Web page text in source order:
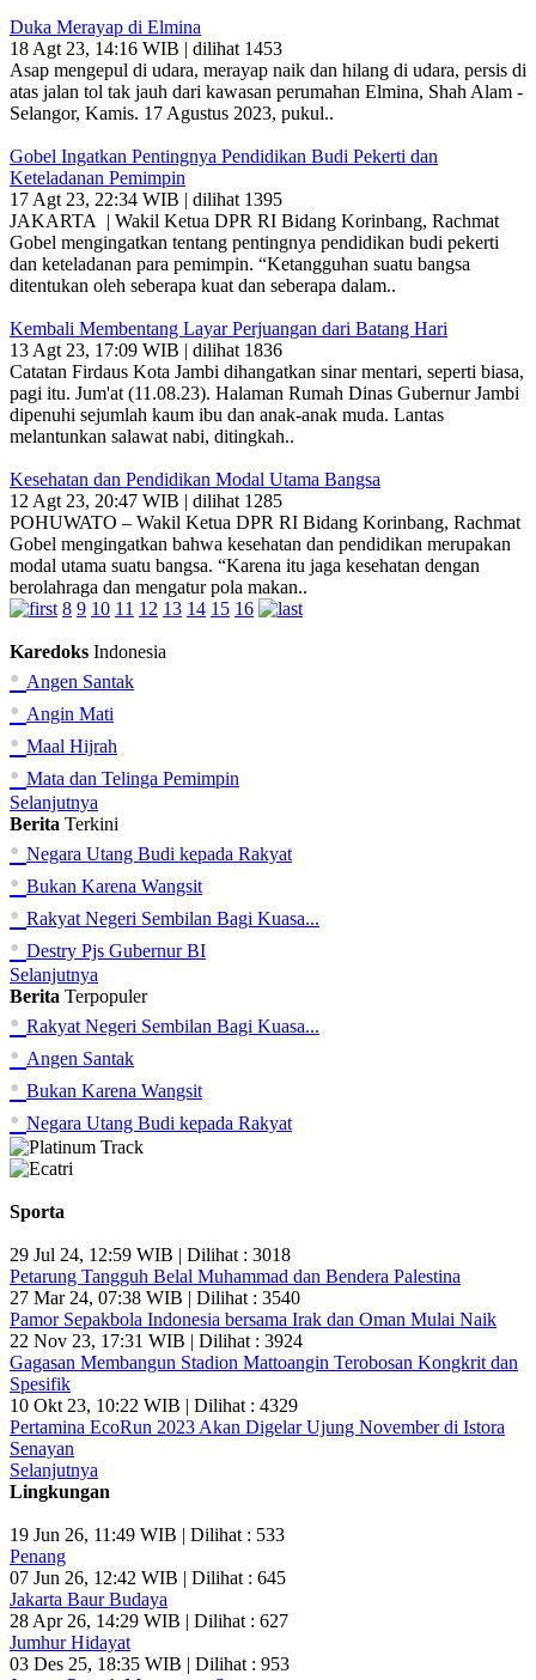
Duka Merayap di Elmina
18 Agt 23, 14:16 WIB | dilihat 1453
Asap mengepul di udara, merayap naik dan hilang di udara, persis di
atas jalan tol tak jauh dari kawasan perumahan Elmina, Shah Alam -
Selangor, Kamis. 17 Agustus 2023, pukul..
Gobel Ingatkan Pentingnya Pendidikan Budi Pekerti dan
Keteladanan Pemimpin
17 Agt 23, 22:34 WIB | dilihat 1395
JAKARTA | Wakil Ketua DPR RI Bidang Korinbang, Rachmat
Gobel mengingatkan tentang pentingnya pendidikan budi pekerti
dan keteladanan para pemimpin. “Ketangguhan suatu bangsa
ditentukan oleh seberapa kuat dan seberapa dalam..
Kembali Membentang Layar Perjuangan dari Batang Hari
13 Agt 23, 17:09 WIB | dilihat 1836
Catatan Firdaus Kota Jambi dihangatkan sinar mentari, seperti biasa,
pagi itu. Jum'at (11.08.23). Halaman Rumah Dinas Gubernur Jambi
dipenuhi sejumlah kaum ibu dan anak-anak muda. Lantas
melantunkan salawat nabi, ditingkah..
Kesehatan dan Pendidikan Modal Utama Bangsa
12 Agt 23, 20:47 WIB | dilihat 1285
POHUWATO – Wakil Ketua DPR RI Bidang Korinbang, Rachmat
Gobel mengingatkan bahwa kesehatan dan pendidikan merupakan
modal utama suatu bangsa. “Karena itu jaga kesehatan dengan
berolahraga dan mengatur pola makan..
8 9 10 11 12 13 14 15 16
Karedoks Indonesia
• Angen Santak
• Angin Mati
• Maal Hijrah
• Mata dan Telinga Pemimpin
Selanjutnya
Berita Terkini
• Negara Utang Budi kepada Rakyat
• Bukan Karena Wangsit
• Rakyat Negeri Sembilan Bagi Kuasa...
• Destry Pjs Gubernur BI
Selanjutnya
Berita Terpopuler
• Rakyat Negeri Sembilan Bagi Kuasa...
• Angen Santak
• Bukan Karena Wangsit
• Negara Utang Budi kepada Rakyat
Sporta
29 Jul 24, 12:59 WIB | Dilihat : 3018
Petarung Tangguh Belal Muhammad dan Bendera Palestina
27 Mar 24, 07:38 WIB | Dilihat : 3540
Pamor Sepakbola Indonesia bersama Irak dan Oman Mulai Naik
22 Nov 23, 17:31 WIB | Dilihat : 3924
Gagasan Membangun Stadion Mattoangin Terobosan Kongkrit dan
Spesifik
10 Okt 23, 10:22 WIB | Dilihat : 4329
Pertamina EcoRun 2023 Akan Digelar Ujung November di Istora
Senayan
Selanjutnya
Lingkungan
19 Jun 26, 11:49 WIB | Dilihat : 533
Penang
07 Jun 26, 12:42 WIB | Dilihat : 645
Jakarta Baur Budaya
28 Apr 26, 14:29 WIB | Dilihat : 627
Jumhur Hidayat
03 Des 25, 18:35 WIB | Dilihat : 953